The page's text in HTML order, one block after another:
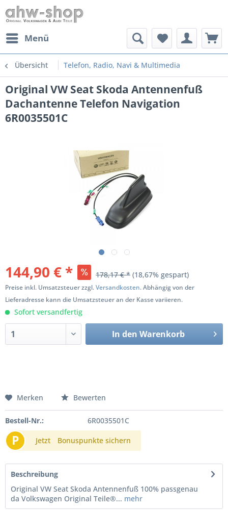
Menü
Übersicht Telefon, Radio, Navi & Multimedia
Original VW Seat Skoda Antennenfuß
Dachantenne Telefon Navigation
6R0035501C
144,90 € * 178,17 € * (18,67% gespart)
Preise inkl. Umsatzsteuer zzgl.Versandkosten. Abhängig von der
Lieferadresse kann die Umsatzsteuer an der Kasse variieren.
Sofort versandfertig
In den Warenkorb
Merken Bewerten
Bestell-Nr.: 6R0035501C
P Jetzt Bonuspunkte sichern
Beschreibung
Original VW Seat Skoda Antennenfuß 100% passgenau
da Volkswagen Original Teile®... mehr